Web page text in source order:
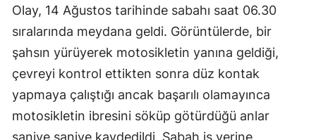
Olay, 14 Ağustos tarihinde sabahı saat 06.30
sıralarında meydana geldi. Görüntülerde, bir
şahsın yürüyerek motosikletin yanına geldiği,
çevreyi kontrol ettikten sonra düz kontak
yapmaya çalıştığı ancak başarılı olamayınca
motosikletin ibresini söküp götürdüğü anlar